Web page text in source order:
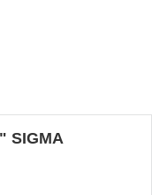
SIGMA